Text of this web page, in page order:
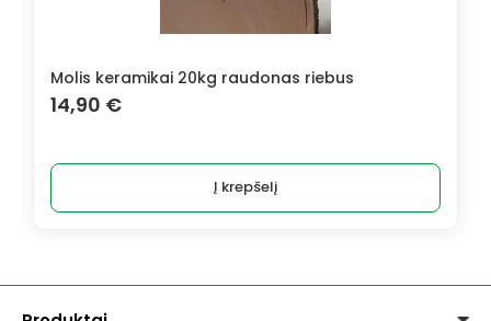
Molis keramikai 20kg raudonas riebus
14,90 €
Į krepšelį